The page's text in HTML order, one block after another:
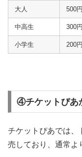
大人 500円
中高生 300円
小学生 200円
④チケットぴあ
チケットぴあでは、
売しており、通常よ